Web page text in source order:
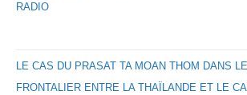
RADIO
LE CAS DU PRASAT TA MOAN THOM DANS
FRONTALIER ENTRE LA THAÏLANDE ET LE